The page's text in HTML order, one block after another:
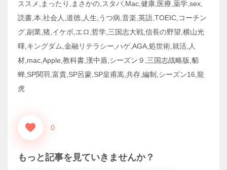
ススメ,まったり,まさかの,スタバ,Mac,健康,医療,薬学,sex,
読書,本,社会人,道徳,人生,うつ病,音楽,英語,TOEIC,コーチン
グ,副業,猪,イケボ,エロ,哲学,三国志大戦,信長の野望,横山光
暉,キングダム,金融リテラシー,ハゲ,AGA,処世術,就活,人
材,mac,Apple,教科書,漢中盾,シーズン９,三国志战略版,貂
蝉,SP関羽,富貴,SP呂蒙,SP皇甫嵩,共存,編制,シーズン16,龍
虎
0
もっと記事を見ていきませんか？